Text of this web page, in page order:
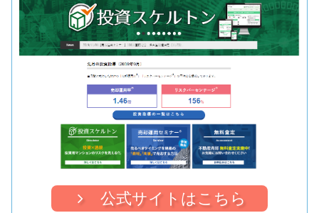
公式サイトはこちら